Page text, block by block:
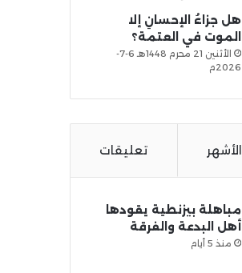
هل جزاءُ الإحسانِ إلا
الموت في العتمة؟
الأثنين 21 محرم 1448هـ 6-7-
2026م
الأشهر تعليقات
مباهلة بيزنطية يقودها
أهل البدعة والفرقة
منذ 5 أيام